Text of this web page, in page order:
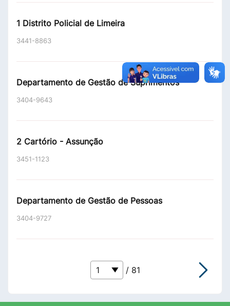
1 Distrito Policial de Limeira
3441-8863
Departamento de Gestão de Suprimentos
3404-9643
2 Cartório - Assunção
3451-1123
Departamento de Gestão de Pessoas
3404-9727
/ 81